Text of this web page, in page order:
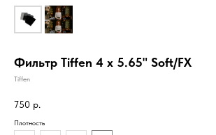
Фильтр Tiffen 4 x 5.65" Soft/FX
Tiffen
750 р.
Плотность